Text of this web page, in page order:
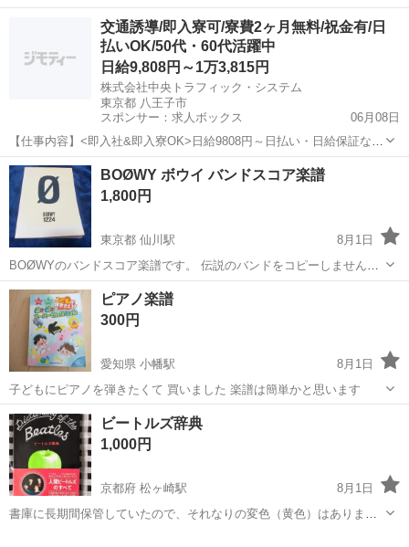
ピーしませんか？ 表紙に日焼け汚れ有ります。 中身は綺麗な方です。
中古ですので神経質な方はご遠慮下さい。 他にもギター、機材等有り
ます。 ご覧下さ...
仙川駅 楽譜、音楽書 GIGS
交通誘導/即入寮可/寮費2ヶ月無料/祝金有/日
払いOK/50代・60代活躍中
日給9,808円～1万3,815円
株式会社中央トラフィック・システム
東京都 八王子市
スポンサー：求人ボックス
06月08日
【仕事内容】<即入社&即入寮OK>日給9808円～日払い・日給保証など
待遇充実!寮費2ヶ月無料×祝金4.5万円有 <募集情報> 時間・お金の心配
ゼロでスタート/ ・2ヶ月寮費費無料 ・入社祝い金4.5万円 ・日払いOK
・プライベ...
アルバイト・パート
BOØWY ボウイ バンドスコア楽譜
1,800円
東京都 仙川駅
8月1日
BOØWYのバンドスコア楽譜です。 伝説のバンドをコピーしません
か？ 表紙に日焼け等は有ります。 中身は綺麗な方です。 中古ですの
で神経質な方はご遠慮下さい。 他にもギター、機材等有ります。 ご覧
下さい。 宜しくお願いします。
東京 調布市 仙川駅
ピアノ楽譜
300円
愛知県 小幡駅
8月1日
子どもにピアノを弾きたくて 買いました 楽譜は簡単かと思います
愛知 名古屋市 小幡駅 楽譜、音楽書
ビートルズ辞典
1,000円
京都府 松ヶ崎駅
8月1日
書庫に長期間保管していたので、それなりの変色（黄色）はあります